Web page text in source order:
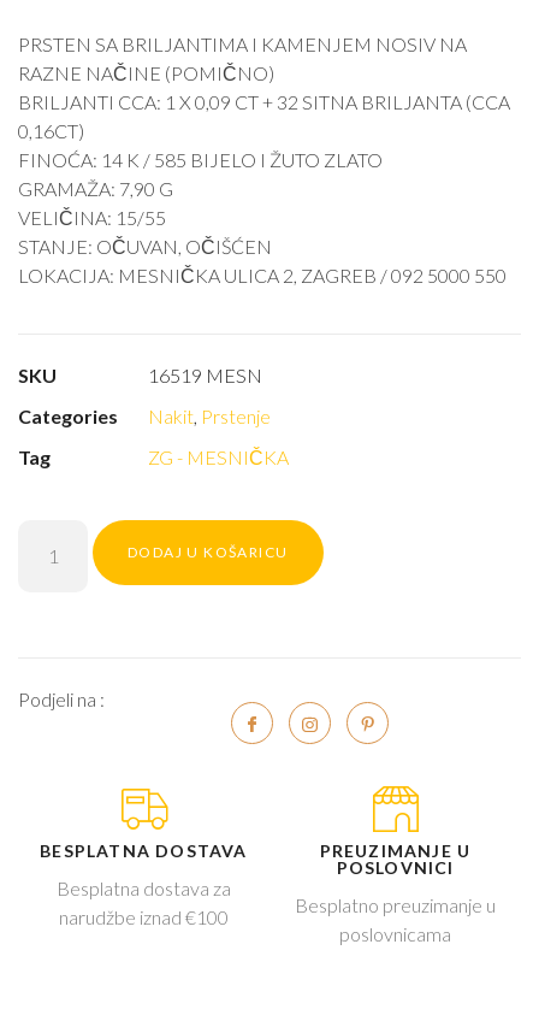
PRSTEN SA BRILJANTIMA I KAMENJEM NOSIV NA
RAZNE NAČINE (POMIČNO)
BRILJANTI CCA: 1 X 0,09 CT + 32 SITNA BRILJANTA (CCA
0,16CT)
FINOĆA: 14 K / 585 BIJELO I ŽUTO ZLATO
GRAMAŽA: 7,90 G
VELIČINA: 15/55
STANJE: OČUVAN, OČIŠĆEN
LOKACIJA: MESNIČKA ULICA 2, ZAGREB / 092 5000 550
SKU
16519 MESN
Categories
Nakit, Prstenje
Tag
ZG - MESNIČKA
DODAJ U KOŠARICU
Podjeli na :
BESPLATNA DOSTAVA
Besplatna dostava za
narudžbe iznad €100
PREUZIMANJE U
POSLOVNICI
Besplatno preuzimanje u
poslovnicama